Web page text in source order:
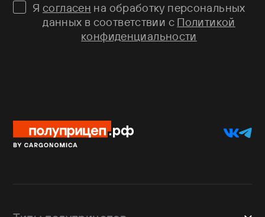
Ясогласен на обработку персональных
данных в соответствии с Политикой
конфиденциальности